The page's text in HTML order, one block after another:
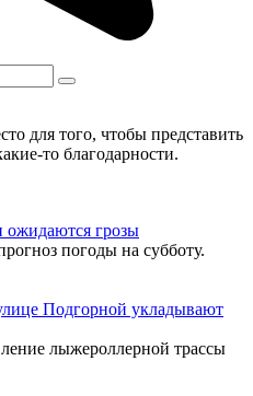
для того, чтобы представить
то благодарности.
ожидаются грозы
погоды на субботу.
Подгорной укладывают
лыжероллерной трассы